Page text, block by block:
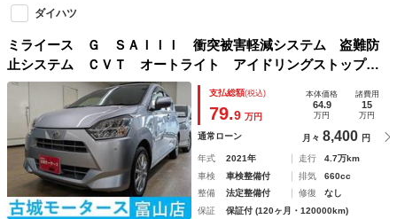
ダイハツ
ミライース Ｇ ＳＡＩＩＩ 衝突被害軽減システム 盗難防
止システム ＣＶＴ オートライト アイドリングストップ
シートヒーター オートエアコン スマートキー コーナーセ
ンサー
支払総額(税込)
79.9 万円
本体価格
64.9
万円
諸費用
15
万円
通常ローン 月々 8,400 円
年式 2021年 走行
4.7万km
車検
車検整備付 排気
660cc
整備
法定整備付 修復
なし
保証
保証付 (120ヶ月・120000km)